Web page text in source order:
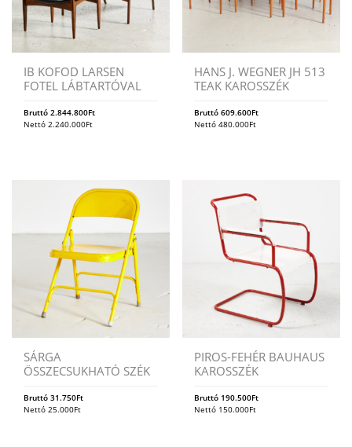
IB KOFOD LARSEN
FOTEL LÁBTARTÓVAL
Bruttó 2.844.800Ft
Nettó 2.240.000Ft
HANS J. WEGNER JH 513
TEAK KAROSSZÉK
Bruttó609.600Ft
Nettó480.000Ft
SÁRGA
ÖSSZECSUKHATÓ SZÉK
Bruttó 31.750Ft
Nettó 25.000Ft
PIROS-FEHÉR BAUHAUS
KAROSSZÉK
Bruttó 190.500Ft
Nettó 150.000Ft